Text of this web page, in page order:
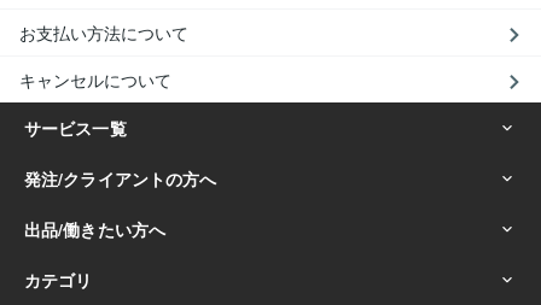
お支払い方法について
キャンセルについて